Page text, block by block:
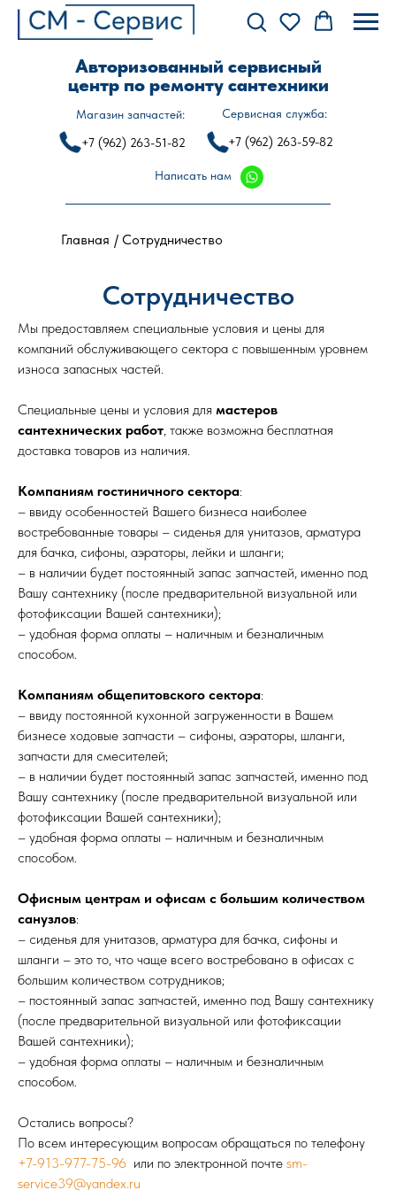
Магазин запчастей:
Написать нам
Авторизованный сервисный
центр по ремонту сантехники
+7 (962) 263-51-82 +7 (962) 263-59-82
Сервисная служба:
Главная / Сотрудничество
Сотрудничество
Мы предоставляем специальные условия и цены для
компаний обслуживающего сектора с повышенным уровнем
износа запасных частей.
Специальные цены и условия для мастеров
сантехнических работ, также возможна бесплатная
доставка товаров из наличия.
Компаниям гостиничного сектора:
– ввиду особенностей Вашего бизнеса наиболее
востребованные товары – сиденья для унитазов, арматура
для бачка, сифоны, аэраторы, лейки и шланги;
– в наличии будет постоянный запас запчастей, именно под
Вашу сантехнику (после предварительной визуальной или
фотофиксации Вашей сантехники);
– удобная форма оплаты – наличным и безналичным
способом.
Компаниям общепитовского сектора:
– ввиду постоянной кухонной загруженности в Вашем
бизнесе ходовые запчасти – сифоны, аэраторы, шланги,
запчасти для смесителей;
– в наличии будет постоянный запас запчастей, именно под
Вашу сантехнику (после предварительной визуальной или
фотофиксации Вашей сантехники);
– удобная форма оплаты – наличным и безналичным
способом.
Офисным центрам и офисам с большим количеством
санузлов:
– сиденья для унитазов, арматура для бачка, сифоны и
шланги – это то, что чаще всего востребовано в офисах с
большим количеством сотрудников;
– постоянный запас запчастей, именно под Вашу сантехнику
(после предварительной визуальной или фотофиксации
Вашей сантехники);
– удобная форма оплаты – наличным и безналичным
способом.
Остались вопросы?
По всем интересующим вопросам обращаться по телефону
+7-913-977-75-96 или по электронной почте sm-
service39@yandex.ru